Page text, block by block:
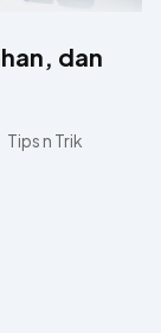
dan
Icon
Tips n Trik